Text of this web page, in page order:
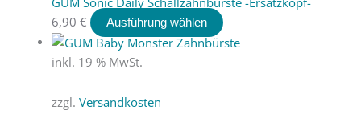
6,90 € Ausführung wählen
inkl. 19 % MwSt.
zzgl. Versandkosten